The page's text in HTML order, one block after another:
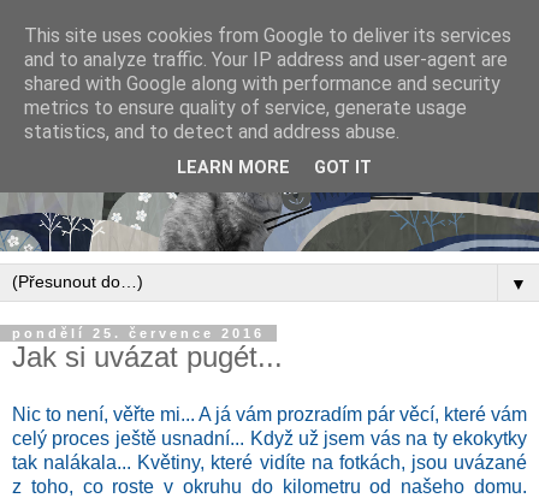
▼
pondělí 25. července 2016
Jak si uvázat pugét...
Nic to není, věřte mi... A já vám prozradím pár věcí, které vám
celý proces ještě usnadní... Když už jsem vás na ty ekokytky
tak nalákala... Květiny, které vidíte na fotkách, jsou uvázané
z toho, co roste v okruhu do kilometru od našeho domu.
This site uses cookies from Google to deliver its services
and to analyze traffic. Your IP address and user-agent are
shared with Google along with performance and security
metrics to ensure quality of service, generate usage
statistics, and to detect and address abuse.
LEARN MORE GOT IT